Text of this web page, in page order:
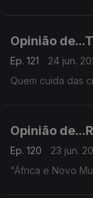
Opinião
Ep. 121
24 jun.
Quem cuida das
Opinião
Ep. 120
23 jun.
"África e Novo